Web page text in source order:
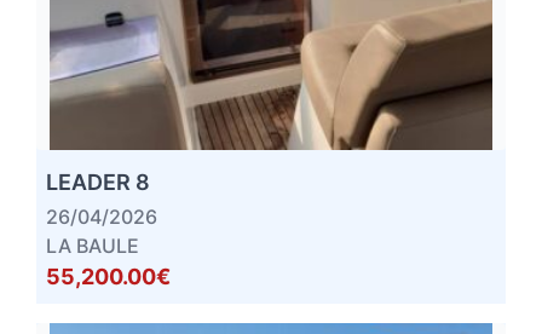
LEADER 8
26/04/2026
LA BAULE
55,200.00€